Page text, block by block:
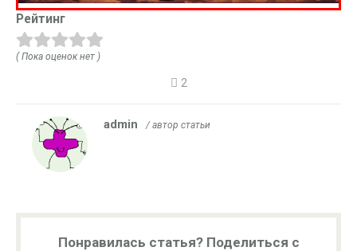
Рейтинг
( Пока оценок нет )
2
admin / автор статьи
Понравилась статья? Поделиться с